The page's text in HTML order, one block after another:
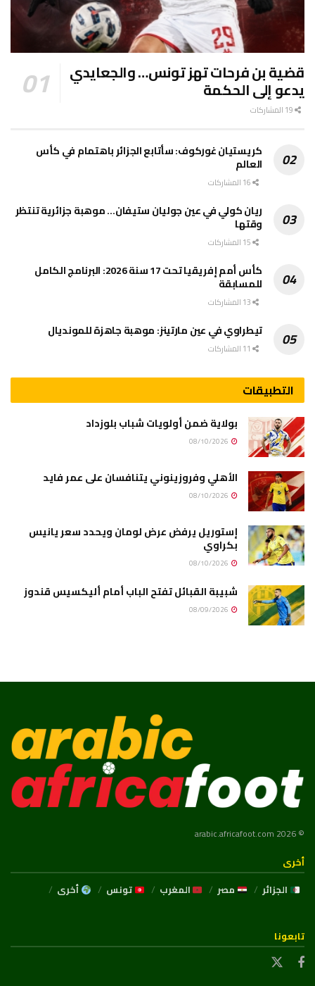
قضية بن فرحات تهز تونس… والجعايدي
يدعو إلى الحكمة
كريستيان غوركوف: سأتابع الجزائر باهتمام في كأس
العالم
ريان كولي في عين جوليان ستيفان… موهبة جزائرية تنتظر
وقتها
كأس أمم إفريقيا تحت 17 سنة 2026: البرنامج الكامل
للمسابقة
تيطراوي في عين مارتينز: موهبة جاهزة للمونديال
التطبيقات
بولاية ضمن أولويات شباب بلوزداد
الأهلي وفروزينوني يتنافسان على عمر فايد
إستوريل يرفض عرض لومان ويحدد سعر يانيس
بكراوي
شبيبة القبائل تفتح الباب أمام أليكسيس قندوز
© 2026 arabic.africafoot.com
أخرى
الجزائر
مصر المغرب تونس أخرى
تابعونا